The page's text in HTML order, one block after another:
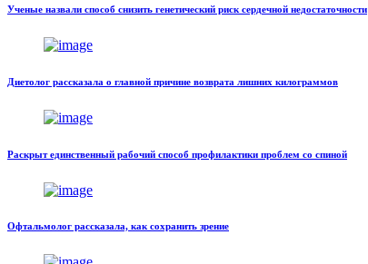
Ученые назвали способ снизить генетический риск сердечной недостаточности
Диетолог рассказала о главной причине возврата лишних килограммов
Раскрыт единственный рабочий способ профилактики проблем со спиной
Офтальмолог рассказала, как сохранить зрение